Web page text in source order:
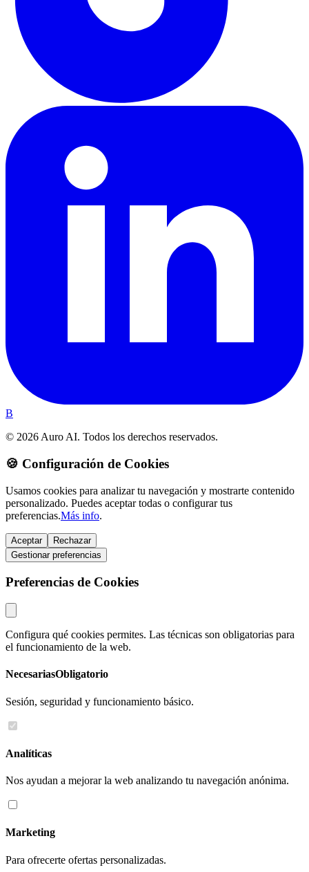
B
© 2026 Auro AI. Todos los derechos reservados.
🍪 Configuración de Cookies
Usamos cookies para analizar tu navegación y mostrarte contenido
personalizado. Puedes aceptar todas o configurar tus
preferencias.Más info.
Aceptar
Rechazar
Gestionar preferencias
Preferencias de Cookies
Configura qué cookies permites. Las técnicas son obligatorias para
el funcionamiento de la web.
NecesariasObligatorio
Sesión, seguridad y funcionamiento básico.
Analíticas
Nos ayudan a mejorar la web analizando tu navegación anónima.
Marketing
Para ofrecerte ofertas personalizadas.